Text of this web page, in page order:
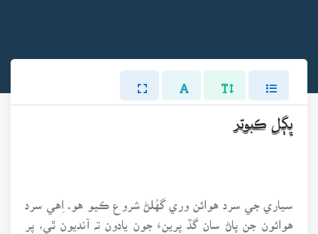
ڀِڳل ڪبوتر
سياري جي سرد هوائن وري گهُلڻ شروع ڪيو هو. اِهي سرد
هوائون جن پاڻ سان گڏ پرينءَ جون يادون تہ آنديون ٿي، پر